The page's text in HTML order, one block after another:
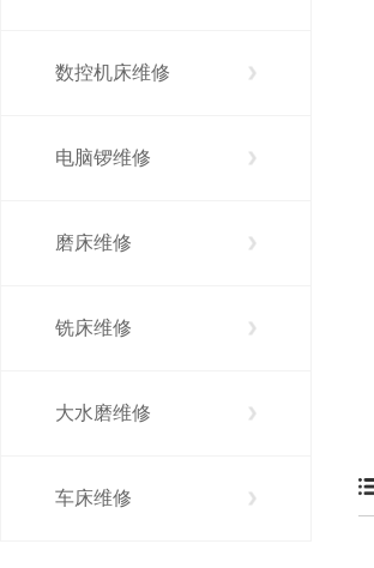
数控机床维修
电脑锣维修
磨床维修
铣床维修
大水磨维修
车床维修